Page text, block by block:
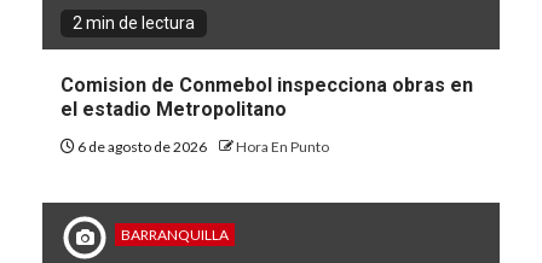
2 min de lectura
Comision de Conmebol inspecciona obras en
el estadio Metropolitano
6 de agosto de 2026 Hora En Punto
BARRANQUILLA